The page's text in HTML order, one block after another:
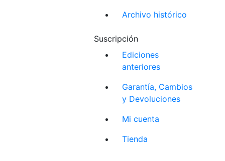
Archivo histórico
Suscripción
Ediciones
anteriores
Garantía, Cambios
y Devoluciones
Mi cuenta
Tienda